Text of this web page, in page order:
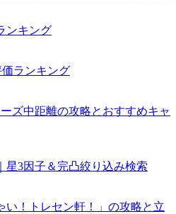
ンキング
ランキング
ズ中距離の攻略とおすすめキャ
星3因子＆完凸絞り込み検索
い！トレセン軒！」の攻略と立